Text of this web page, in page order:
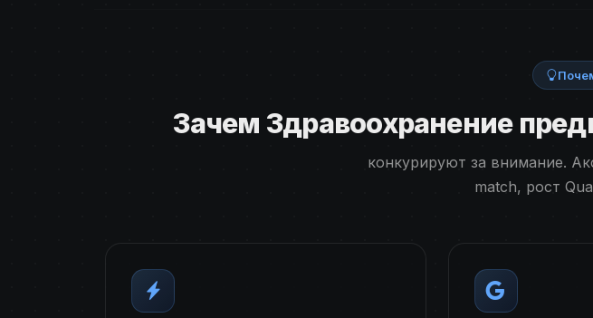
Зачем Здравоохранение
конкурируют за внимание.
match, рост